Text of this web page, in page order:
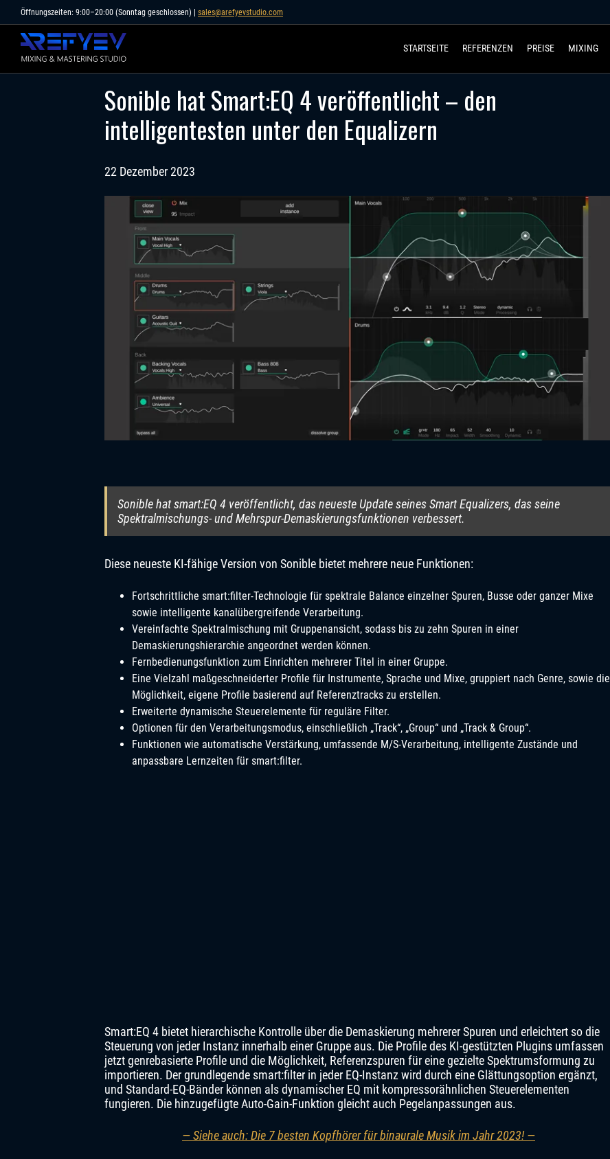
to
content
Öffnungszeiten: 9:00–20:00 (Sonntag geschlossen) | sales@arefyevstudio.com
STARTSEITE REFERENZEN PREISE MIXING
Sonible hat Smart:EQ 4 veröffentlicht – den
intelligentesten unter den Equalizern
22 Dezember 2023
Sonible hat smart:EQ 4 veröffentlicht, das neueste Update seines Smart Equalizers, das seine
Spektralmischungs- und Mehrspur-Demaskierungsfunktionen verbessert.
Diese neueste KI-fähige Version von Sonible bietet mehrere neue Funktionen:
Fortschrittliche smart:filter-Technologie für spektrale Balance einzelner Spuren, Busse oder ganzer Mixe
sowie intelligente kanalübergreifende Verarbeitung.
Vereinfachte Spektralmischung mit Gruppenansicht, sodass bis zu zehn Spuren in einer
Demaskierungshierarchie angeordnet werden können.
Fernbedienungsfunktion zum Einrichten mehrerer Titel in einer Gruppe.
Eine Vielzahl maßgeschneiderter Profile für Instrumente, Sprache und Mixe, gruppiert nach Genre, sowie die
Möglichkeit, eigene Profile basierend auf Referenztracks zu erstellen.
Erweiterte dynamische Steuerelemente für reguläre Filter.
Optionen für den Verarbeitungsmodus, einschließlich „Track“, „Group“ und „Track & Group“.
Funktionen wie automatische Verstärkung, umfassende M/S-Verarbeitung, intelligente Zustände und
anpassbare Lernzeiten für smart:filter.
Smart:EQ 4 bietet hierarchische Kontrolle über die Demaskierung mehrerer Spuren und erleichtert so die
Steuerung von jeder Instanz innerhalb einer Gruppe aus. Die Profile des KI-gestützten Plugins umfassen
jetzt genrebasierte Profile und die Möglichkeit, Referenzspuren für eine gezielte Spektrumsformung zu
importieren. Der grundlegende smart:filter in jeder EQ-Instanz wird durch eine Glättungsoption ergänzt,
und Standard-EQ-Bänder können als dynamischer EQ mit kompressorähnlichen Steuerelementen
fungieren. Die hinzugefügte Auto-Gain-Funktion gleicht auch Pegelanpassungen aus.
— Siehe auch: Die 7 besten Kopfhörer für binaurale Musik im Jahr 2023! —